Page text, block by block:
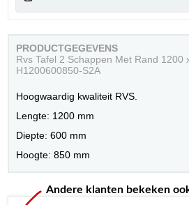
PRODUCTGEGEVENS
Rvs Tafel 2 Schappen Met Rand 1200
H1200600850-S2A
Hoogwaardig kwaliteit RVS.
Lengte: 1200 mm
Diepte: 600 mm
Hoogte: 850 mm
Andere klanten bekeken